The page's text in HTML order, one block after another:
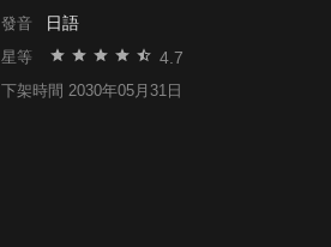
發音 日語
星等 4.7
下架時間 2030年05月31日